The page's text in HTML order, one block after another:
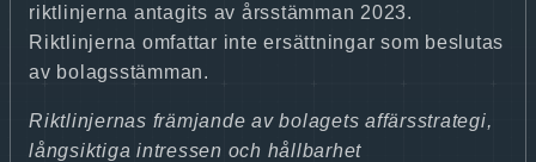
riktlinjerna antagits av årsstämman 2023.
Riktlinjerna omfattar inte ersättningar som beslutas
av bolagsstämman.
Riktlinjernas främjande av bolagets affärsstrategi,
långsiktiga intressen och hållbarhet